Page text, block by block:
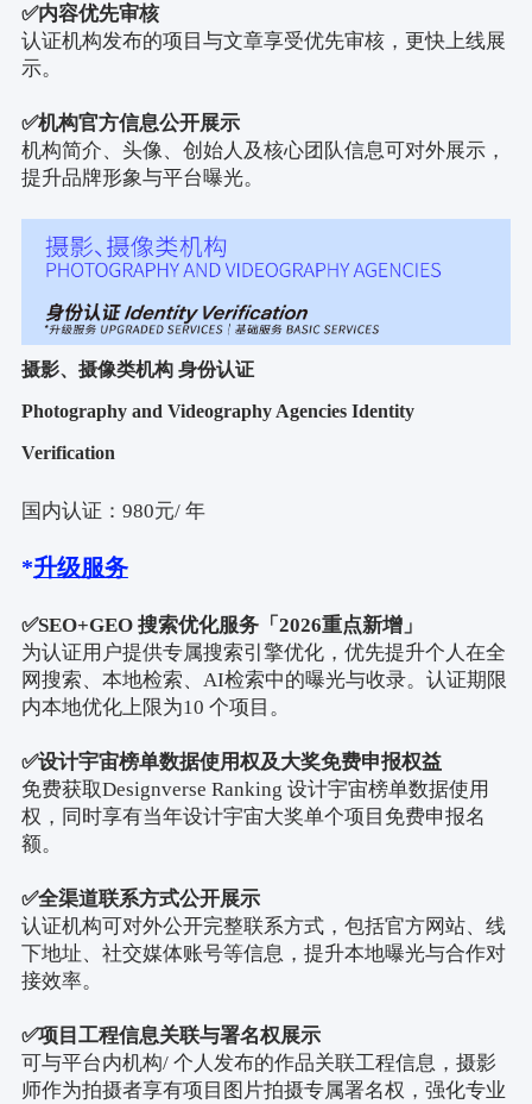
✅内容优先审核
认证机构发布的项目与文章享受优先审核，更快上线展
示。
✅机构官方信息公开展示
机构简介、头像、创始人及核心团队信息可对外展示，
提升品牌形象与平台曝光。
摄影、摄像类机构 身份认证
Photography and Videography Agencies Identity
Verification
国内认证： 980元/ 年
*升级服务
✅SEO+GEO 搜索优化服务「 2026重点新增」
为认证用户提供专属搜索引擎优化，优先提升个人在全
网搜索、本地检索、 AI检索中的曝光与收录。认证期限
内本地优化上限为10 个项目。
✅设计宇宙榜单数据使用权及大奖免费申报权益
免费获取Designverse Ranking 设计宇宙榜单数据使用
权，同时享有当年设计宇宙大奖单个项目免费申报名
额。
✅全渠道联系方式公开展示
认证机构可对外公开完整联系方式，包括官方网站、线
下地址、社交媒体账号等信息，提升本地曝光与合作对
接效率。
✅项目工程信息关联与署名权展示
可与平台内机构/ 个人发布的作品关联工程信息，摄影
师作为拍摄者享有项目图片拍摄专属署名权，强化专业